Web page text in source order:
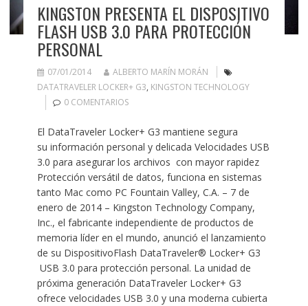
KINGSTON PRESENTA EL DISPOSITIVO
FLASH USB 3.0 PARA PROTECCIÓN
PERSONAL
07/01/2014
ALBERTO MARÍN MORÁN
DATATRAVELER LOCKER+ G3, KINGSTON TECHNOLOGY
0 COMENTARIOS
El DataTraveler Locker+ G3 mantiene segura
su información personal y delicada Velocidades USB
3.0 para asegurar los archivos con mayor rapidez
Protección versátil de datos, funciona en sistemas
tanto Mac como PC Fountain Valley, C.A. – 7 de
enero de 2014 – Kingston Technology Company,
Inc., el fabricante independiente de productos de
memoria líder en el mundo, anunció el lanzamiento
de su DispositivoFlash DataTraveler® Locker+ G3
USB 3.0 para protección personal. La unidad de
próxima generación DataTraveler Locker+ G3
ofrece velocidades USB 3.0 y una moderna cubierta